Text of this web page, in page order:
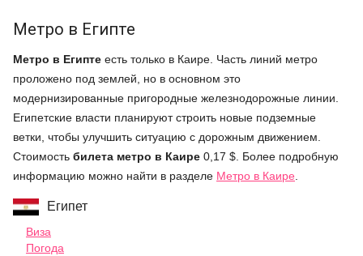
Метро в Египте
Метро в Египте есть только в Каире. Часть линий метро
проложено под землей, но в основном это
модернизированные пригородные железнодорожные линии.
Египетские власти планируют строить новые подземные
ветки, чтобы улучшить ситуацию с дорожным движением.
Стоимость билета метро в Каире 0,17 $. Более подробную
информацию можно найти в разделе Метро в Каире
Египет
Виза
Погода